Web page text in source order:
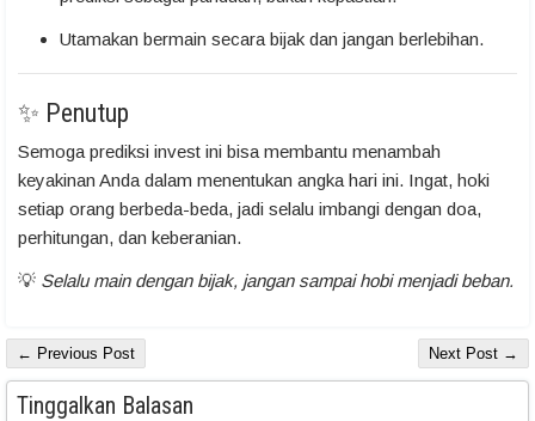
Utamakan bermain secara bijak dan jangan berlebihan.
✨ Penutup
Semoga prediksi invest ini bisa membantu menambah
keyakinan Anda dalam menentukan angka hari ini. Ingat, hoki
setiap orang berbeda-beda, jadi selalu imbangi dengan doa,
perhitungan, dan keberanian.
💡 Selalu main dengan bijak, jangan sampai hobi menjadi beban.
← Previous Post Next Post →
Tinggalkan Balasan